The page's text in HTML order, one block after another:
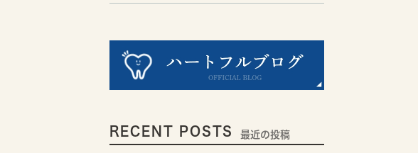
RECENT POSTS 最近の投稿